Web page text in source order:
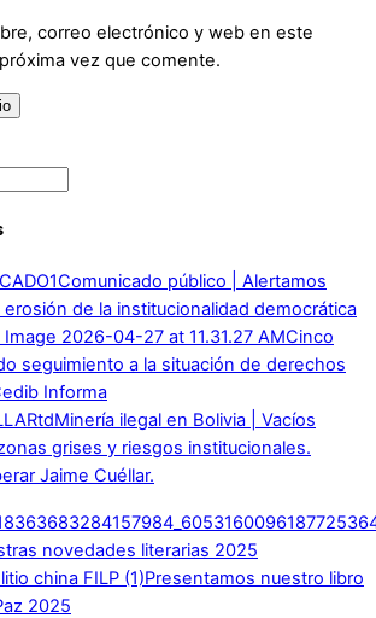
correo electrónico y web en este
vez que comente.
Comunicado público | Alertamos
de la institucionalidad democrática
Cinco
seguimiento a la situación de derechos
Informa
Minería ilegal en Bolivia | Vacíos
grises y riesgos institucionales.
Jaime Cuéllar.
novedades literarias 2025
Presentamos nuestro libro
2025